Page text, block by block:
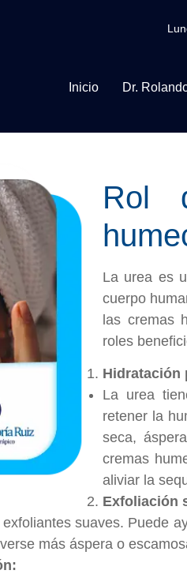
Inicio Dr.
Rol
La urea es
cuerpo
las cremas
roles
Hidratación
La urea
retener la
seca,
cremas
aliviar la
Exfoliación
suaves. Puede
más áspera o